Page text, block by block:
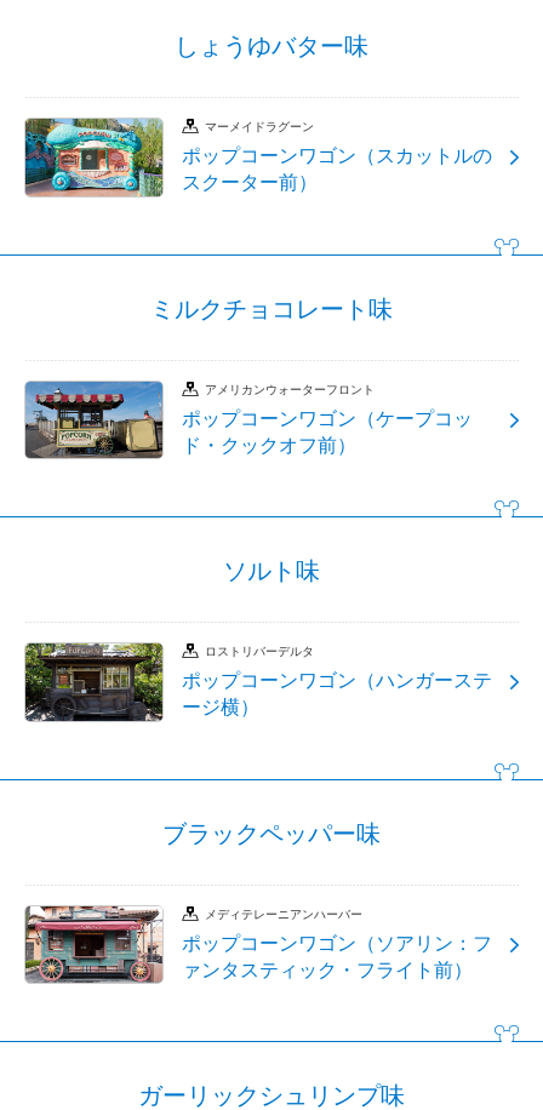
しょうゆバター味
マーメイドラグーン
ポップコーンワゴン（スカットルの
スクーター前）
ミルクチョコレート味
アメリカンウォーターフロント
ポップコーンワゴン（ケープコッ
ド・クックオフ前）
ソルト味
ロストリバーデルタ
ポップコーンワゴン（ハンガーステ
ージ横）
ブラックペッパー味
メディテレーニアンハーバー
ポップコーンワゴン（ソアリン：フ
ァンタスティック・フライト前）
ガーリックシュリンプ味